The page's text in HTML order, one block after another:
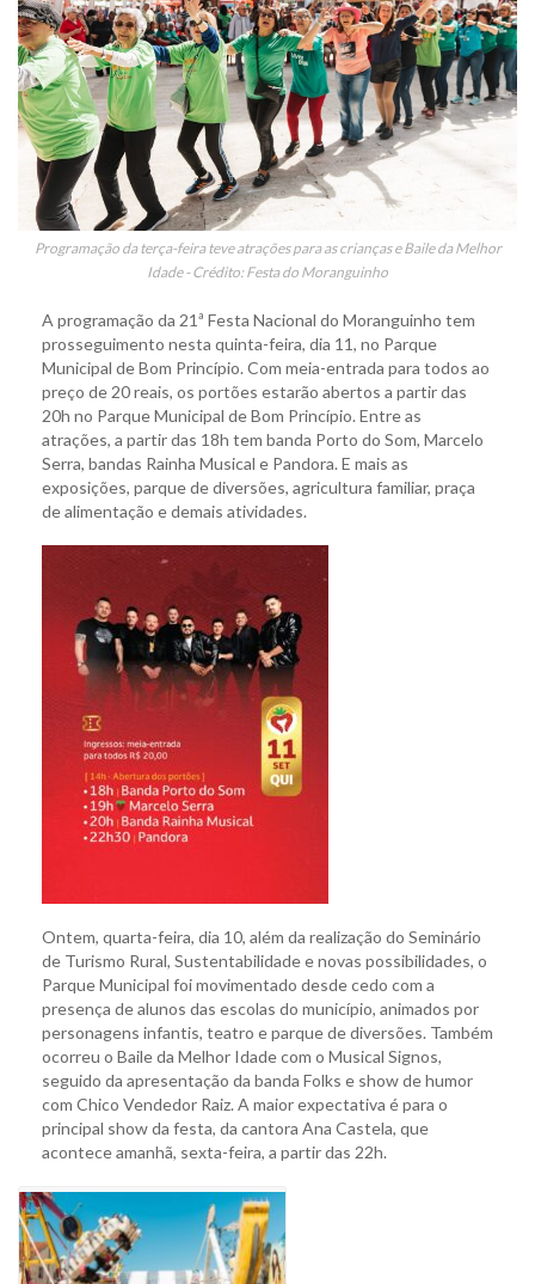
Programação da terça-feira teve atrações para as crianças e Baile da Melhor
Idade - Crédito: Festa do Moranguinho
A programação da 21ª Festa Nacional do Moranguinho tem
prosseguimento nesta quinta-feira, dia 11, no Parque
Municipal de Bom Princípio. Com meia-entrada para todos ao
preço de 20 reais, os portões estarão abertos a partir das
20h no Parque Municipal de Bom Princípio. Entre as
atrações, a partir das 18h tem banda Porto do Som, Marcelo
Serra, bandas Rainha Musical e Pandora. E mais as
exposições, parque de diversões, agricultura familiar, praça
de alimentação e demais atividades.
Ontem, quarta-feira, dia 10, além da realização do Seminário
de Turismo Rural, Sustentabilidade e novas possibilidades, o
Parque Municipal foi movimentado desde cedo com a
presença de alunos das escolas do município, animados por
personagens infantis, teatro e parque de diversões. Também
ocorreu o Baile da Melhor Idade com o Musical Signos,
seguido da apresentação da banda Folks e show de humor
com Chico Vendedor Raiz. A maior expectativa é para o
principal show da festa, da cantora Ana Castela, que
acontece amanhã, sexta-feira, a partir das 22h.